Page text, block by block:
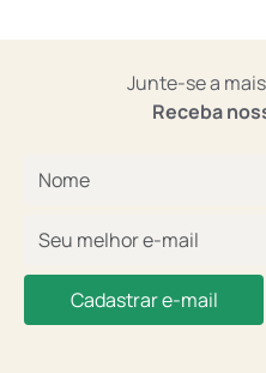
Junte-se a
Receba
Cadastrar e-mail